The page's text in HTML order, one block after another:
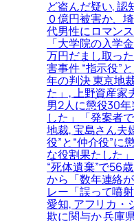
ど盗んだ疑い, 認
０億円被害か、
代男性にロマン
「大学院の入学
万円だまし取っ
害事件 “指示役”
年の判決 東京地
た」, 上野資産家
男2人に懲役30
した」「発案者
地裁, 宝島さん夫
役”と“仲介役”に
な役割果たした
“死体遺棄”で56
から「数年連絡
レー「誤って噴
愛知, アフリカ・
欺に関与か 兵庫